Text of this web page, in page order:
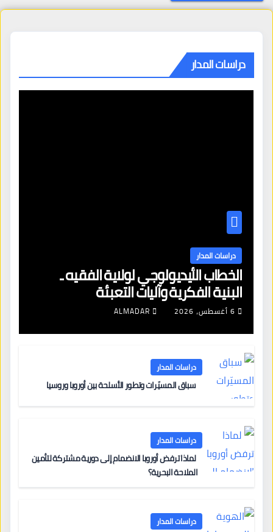
دراسات المدار
دراسات المدار
الخطاب الأيديولوجي لولاية الفقيه ـ
البنية الفكرية وآليات التعبئة
6 أغسطس، 2026 ALMADAR
دراسات المدار
سباق المسيّرات وتطور الأسلحة بين أوروبا وروسيا
دراسات المدار
لماذا ترفض أوروبا الانضمام إلى دورية مشتركة لتأمين
الملاحة البحرية؟
دراسات المدار